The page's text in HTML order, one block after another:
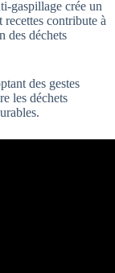
gaspillage crée un
contribute à
des déchets
des gestes
les déchets